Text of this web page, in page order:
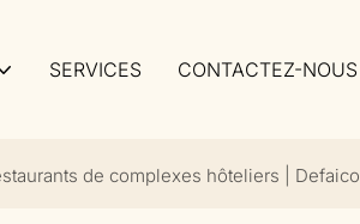
SERVICES CONTACTEZ-NOUS
de complexes hôteliers | Defaico